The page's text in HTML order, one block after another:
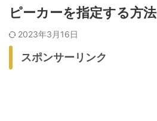
ピーカーを指定する方法
2023年3月16日
スポンサーリンク